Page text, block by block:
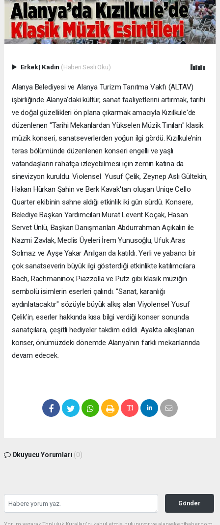
Erkek| Kadın (Haberi Sesli Oku)
Alanya Belediyesi ve Alanya Turizm Tanıtma Vakfı (ALTAV)
işbirliğinde Alanya’daki kültür, sanat faaliyetlerini artırmak, tarihi
ve doğal güzellikleri ön plana çıkarmak amacıyla Kızılkule'de
düzenlenen "Tarihi Mekanlardan Yükselen Müzik Tınıları" klasik
müzik konseri, sanatseverlerden yoğun ilgi gördü. Kızılkule’nin
teras bölümünde düzenlenen konseri engelli ve yaşlı
vatandaşların rahatça izleyebilmesi için zemin katına da
sinevizyon kuruldu. Violensel Yusuf Çelik, Zeynep Aslı Gültekin,
Hakan Hürkan Şahin ve Berk Kavak'tan oluşan Uniqe Cello
Quarter ekibinin sahne aldığı etkinlik iki gün sürdü. Konsere,
Belediye Başkan Yardımcıları Murat Levent Koçak, Hasan
Servet Ünlü, Başkan Danışmanları Abdurrahman Açıkalın ile
Nazmi Zavlak, Meclis Üyeleri İrem Yunusoğlu, Ufuk Aras
Solmaz ve Ayşe Yakar Anılgan da katıldı. Yerli ve yabancı bir
çok sanatseverin büyük ilgi gösterdiği etkinlikte katılımcılara
Bach, Rachmaninov, Piazzolla ve Putz gibi klasik müziğin
sembolü isimlerin eserleri çalındı. "Sanat, karanlığı
aydınlatacaktır" sözüyle büyük alkış alan Viyolensel Yusuf
Çelik'in, eserler hakkında kısa bilgi verdiği konser sonunda
sanatçılara, çeşitli hediyeler takdim edildi. Ayakta alkışlanan
konser, önümüzdeki dönemde Alanya'nın farklı mekanlarında
devam edecek.
Okuyucu Yorumları (0)
Gönder